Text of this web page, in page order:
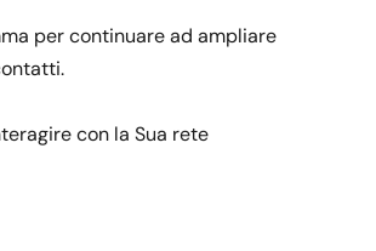
per continuare ad ampliare
con la Sua rete